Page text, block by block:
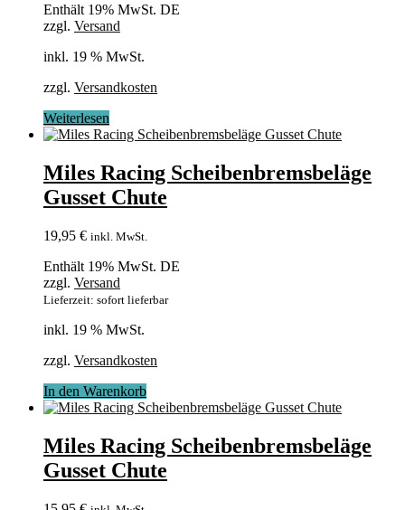
Enthält 19% MwSt. DE
zzgl. Versand
inkl. 19 % MwSt.
zzgl. Versandkosten
Weiterlesen
Miles Racing Scheibenbremsbeläge
Gusset Chute
19,95 € inkl. MwSt.
Enthält 19% MwSt. DE
zzgl. Versand
Lieferzeit: sofort lieferbar
inkl. 19 % MwSt.
zzgl. Versandkosten
In den Warenkorb
Miles Racing Scheibenbremsbeläge
Gusset Chute